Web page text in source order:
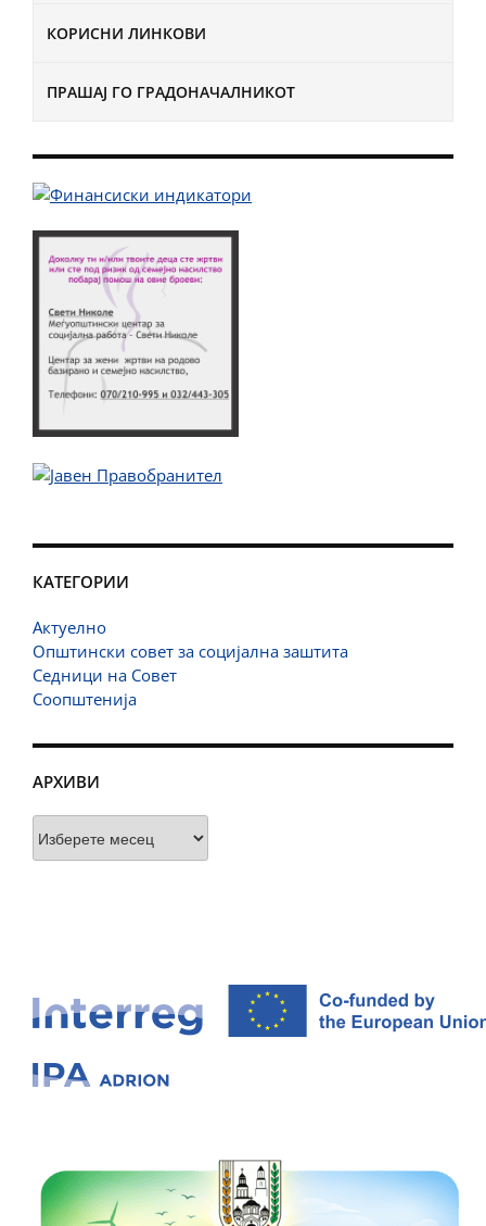
КОРИСНИ ЛИНКОВИ
ПРАШАЈ ГО ГРАДОНАЧАЛНИКОТ
КАТЕГОРИИ
Актуелно
Општински совет за социјална заштита
Седници на Совет
Соопштенија
АРХИВИ